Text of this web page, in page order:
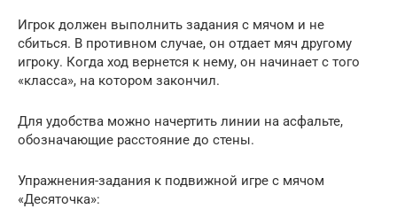
Игрок должен выполнить задания с мячом и не
сбиться. В противном случае, он отдает мяч другому
игроку. Когда ход вернется к нему, он начинает с того
«класса», на котором закончил.
Для удобства можно начертить линии на асфальте,
обозначающие расстояние до стены.
Упражнения-задания к подвижной игре с мячом
«Десяточка»: